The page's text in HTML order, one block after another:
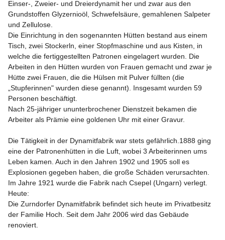
Einser-, Zweier- und Dreierdynamit her und zwar aus den
Grundstoffen Glyzernioöl, Schwefelsäure, gemahlenen Salpeter
und Zellulose.
Die Einrichtung in den sogenannten Hütten bestand aus einem
Tisch, zwei Stockerln, einer Stopfmaschine und aus Kisten, in
welche die fertiggestellten Patronen eingelagert wurden. Die
Arbeiten in den Hütten wurden von Frauen gemacht und zwar je
Hütte zwei Frauen, die die Hülsen mit Pulver füllten (die
„Stupferinnen" wurden diese genannt). Insgesamt wurden 59
Personen beschäftigt.
Nach 25-jähriger ununterbrochener Dienstzeit bekamen die
Arbeiter als Prämie eine goldenen Uhr mit einer Gravur.
Die Tätigkeit in der Dynamitfabrik war stets gefährlich.1888 ging
eine der Patronenhütten in die Luft, wobei 3 Arbeiterinnen ums
Leben kamen. Auch in den Jahren 1902 und 1905 soll es
Explosionen gegeben haben, die große Schäden verursachten.
Im Jahre 1921 wurde die Fabrik nach Csepel (Ungarn) verlegt.
Heute:
Die Zurndorfer Dynamitfabrik befindet sich heute im Privatbesitz
der Familie Hoch. Seit dem Jahr 2006 wird das Gebäude
renoviert.